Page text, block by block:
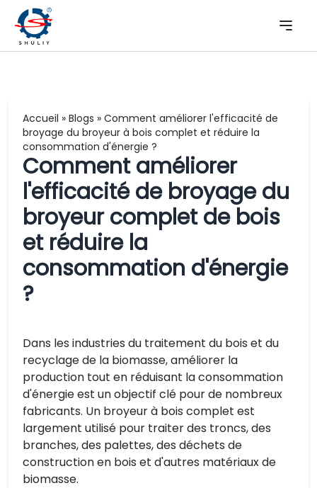
Accueil » Blogs » Comment améliorer l'efficacité de
broyage du broyeur à bois complet et réduire la
consommation d'énergie ?
Comment améliorer
l'efficacité de broyage du
broyeur complet de bois
et réduire la
consommation d'énergie
?
Dans les industries du traitement du bois et du
recyclage de la biomasse, améliorer la
production tout en réduisant la consommation
d'énergie est un objectif clé pour de nombreux
fabricants. Un broyeur à bois complet est
largement utilisé pour traiter des troncs, des
branches, des palettes, des déchets de
construction en bois et d'autres matériaux de
biomasse.